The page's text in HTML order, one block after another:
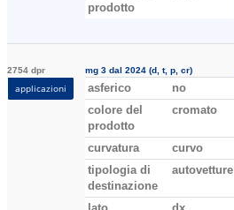
prodotto
2754 dpr
applicazioni
mg 3 dal 2024 (d, t, p, cr)
asferico
no
colore del
prodotto
cromato
curvatura
curvo
tipologia di
destinazione
autovetture